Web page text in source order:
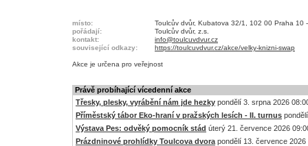
místo:
Toulcův dvůr, Kubatova 32/1, 102 00 Praha 10
pořádají:
Toulcův dvůr, z.s.
kontakt:
info@toulcuvdvur.cz
související odkazy:
https://toulcuvdvur.cz/akce/velky-knizni-swap
Akce je určena pro veřejnost
Právě probíhající vícedenní akce
Třesky, plesky, vyrábění nám jde hezky pondělí 3. srpna 2026
Příměstský tábor Eko-hraní v pražských lesích - II. turnus
Výstava Pes: odvěký pomocník stád úterý 21. července 2026
Prázdninové prohlídky Toulcova dvora pondělí 13. července